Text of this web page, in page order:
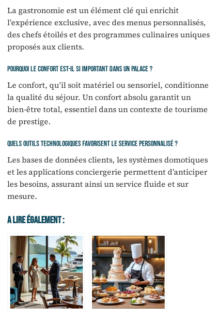
La gastronomie est un élément clé qui enrichit
l’expérience exclusive, avec des menus personnalisés,
des chefs étoilés et des programmes culinaires uniques
proposés aux clients.
Pourquoi le confort est-il si important dans un palace ?
Le confort, qu’il soit matériel ou sensoriel, conditionne
la qualité du séjour. Un confort absolu garantit un
bien-être total, essentiel dans un contexte de tourisme
de prestige.
Quels outils technologiques favorisent le service personnalisé ?
Les bases de données clients, les systèmes domotiques
et les applications conciergerie permettent d’anticiper
les besoins, assurant ainsi un service fluide et sur
mesure.
A Lire Également :